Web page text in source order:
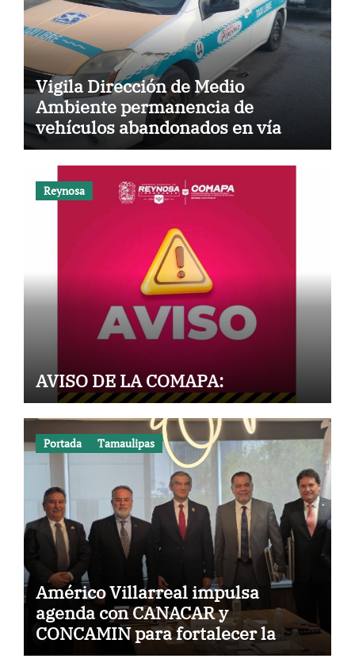
Vigila Dirección de Medio
Ambiente permanencia de
vehículos abandonados en vía
pública
Reynosa
AVISO DE LA COMAPA:
Portada Tamaulipas
Américo Villarreal impulsa
agenda con CANACAR y
CONCAMIN para fortalecer la
competitividad de Tamaulipas